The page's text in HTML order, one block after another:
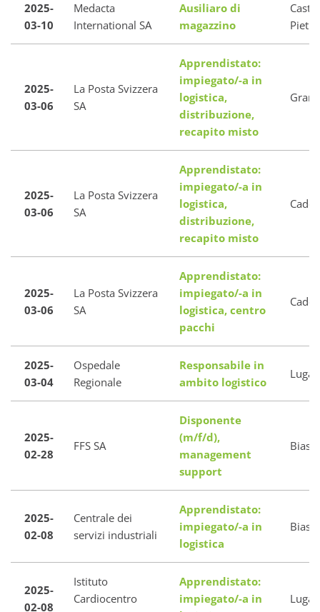
2025-
03-10
Medacta
International SA
Ausiliaro di
magazzino
Pietro
2025-
03-06
La Posta Svizzera
SA
Apprendistato:
impiegato/-a in
logistica,
distribuzione,
recapito misto
2025-
03-06
La Posta Svizzera
SA
Apprendistato:
impiegato/-a in
logistica,
distribuzione,
recapito misto
2025-
03-06
La Posta Svizzera
SA
Apprendistato:
impiegato/-a in
logistica, centro
pacchi
2025-
03-04
Ospedale
Regionale
Responsabile in
ambito logistico
2025-
02-28
FFS SA
Disponente
(m/f/d),
management
support
2025-
02-08
Centrale dei
servizi industriali
Apprendistato:
impiegato/-a in
logistica
2025-
02-08
Istituto
Cardiocentro
Apprendistato:
impiegato/-a in